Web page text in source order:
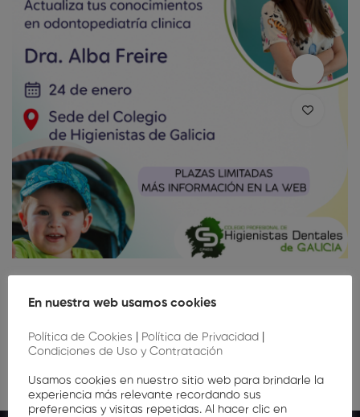
En nuestra web usamos cookies
Política de Cookies Política de Privacidad
Condiciones de Uso y Contratación
Usamos cookies en nuestro sitio web para brindarle la
experiencia más relevante recordando sus
preferencias y visitas repetidas. Al hacer clic en